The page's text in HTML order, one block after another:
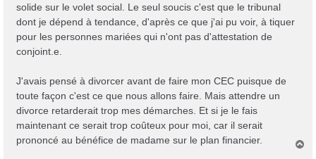
solide sur le volet social. Le seul soucis c'est que le tribunal
dont je dépend à tendance, d'après ce que j'ai pu voir, à tiquer
pour les personnes mariées qui n'ont pas d'attestation de
conjoint.e.
J'avais pensé à divorcer avant de faire mon CEC puisque de
toute façon c'est ce que nous allons faire. Mais attendre un
divorce retarderait trop mes démarches. Et si je le fais
maintenant ce serait trop coûteux pour moi, car il serait
prononcé au bénéfice de madame sur le plan financier.